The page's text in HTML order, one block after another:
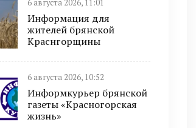
6 августа 2026, 11:01
Информация для
жителей брянской
Краснгорщины
6 августа 2026, 10:52
Информкурьер брянской
газеты «Красногорская
жизнь»